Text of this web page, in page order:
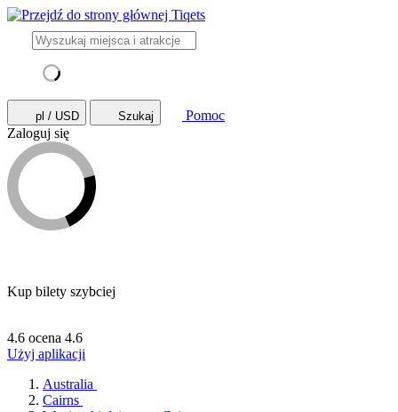
pl / USD Szukaj
Pomoc
Zaloguj się
Kup bilety szybciej
4.6 ocena 4.6
Użyj aplikacji
Australia
Cairns